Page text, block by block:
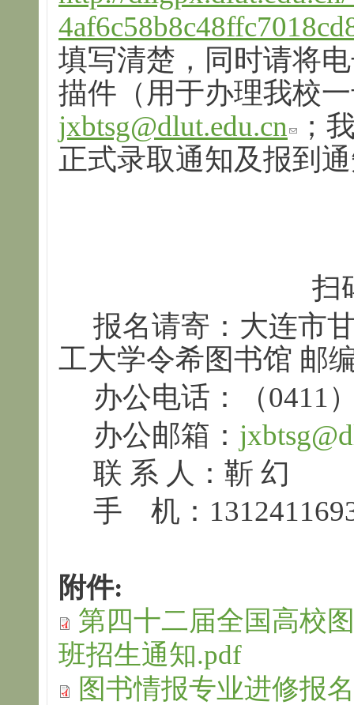
填写清楚，同时请将
描件（用于办理我校
jxbtsg@dlut.edu.cn
；
正式录取通知及报到
扫
报名请寄：大连市
工大学令希图书馆 邮
办公电话：（0411
办公邮箱：
联 系 人：靳 幻
手 机：
附件:
第四十二届全国高校
班招生通知.pdf
图书情报专业进修报